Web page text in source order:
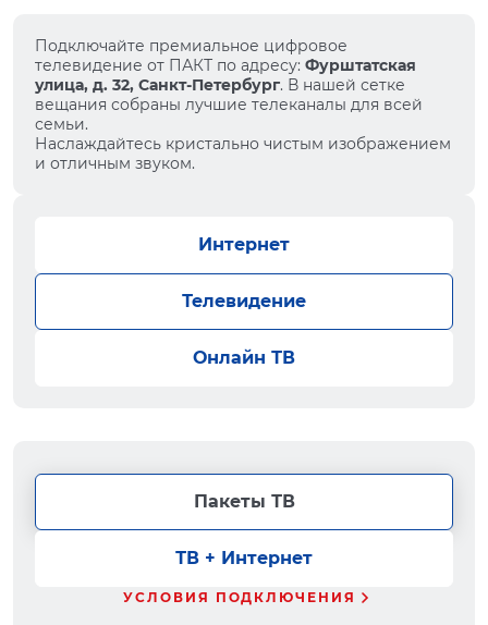
Подключайте премиальное цифровое
телевидение от ПАКТ по адресу: Фурштатская
улица, д. 32, Санкт-Петербург. В нашей сетке
вещания собраны лучшие телеканалы для всей
семьи.
Наслаждайтесь кристально чистым изображением
и отличным звуком.
Интернет
Телевидение
Онлайн ТВ
Пакеты ТВ
ТВ + Интернет
УСЛОВИЯ ПОДКЛЮЧЕНИЯ